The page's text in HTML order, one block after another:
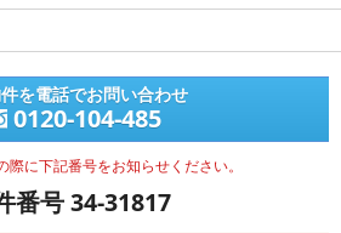
を電話でお問い合わせ
0120-104-485
に下記番号をお知らせください。
番号 34-31817